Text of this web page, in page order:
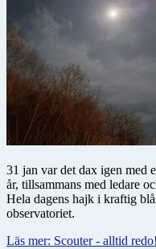
31 jan var det dax igen med
år, tillsammans med ledare
Hela dagens hajk i kraftig
observatoriet.
Läs mer: Scouter - alltid redo!